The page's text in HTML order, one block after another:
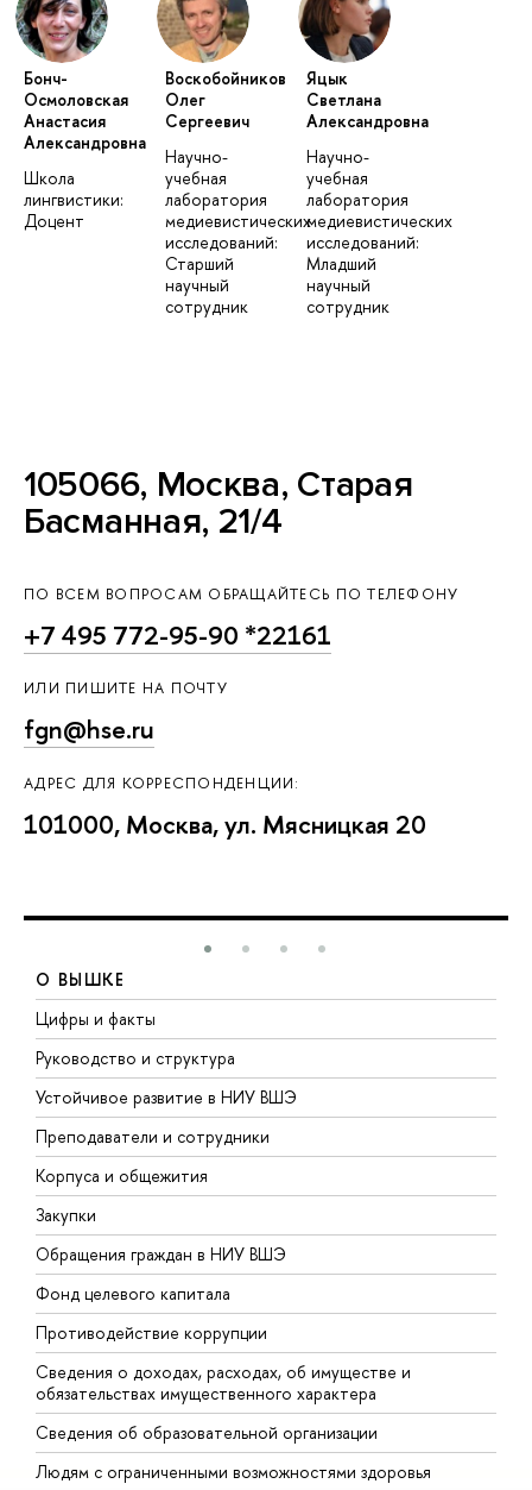
Бонч-
Осмоловская
Анастасия
Александровна
Школа
лингвистики:
Доцент
Воскобойников
Олег
Сергеевич
Научно-
учебная
лаборатория
медиевистических
исследований:
Старший
научный
сотрудник
Яцык
Светлана
Александровна
Научно-
учебная
лаборатория
медиевистических
исследований:
Младший
научный
сотрудник
105066, Москва, Старая
Басманная, 21/4
ПО ВСЕМ ВОПРОСАМ ОБРАЩАЙТЕСЬ ПО ТЕЛЕФОНУ
+7 495 772-95-90 *22161
ИЛИ ПИШИТЕ НА ПОЧТУ
fgn@hse.ru
АДРЕС ДЛЯ КОРРЕСПОНДЕНЦИИ:
101000, Москва, ул. Мясницкая 20
О ВЫШКЕ
Цифры и факты
Руководство и структура
Устойчивое развитие в НИУ ВШЭ
Преподаватели и сотрудники
Корпуса и общежития
Закупки
Обращения граждан в НИУ ВШЭ
Фонд целевого капитала
Противодействие коррупции
Сведения о доходах, расходах, об имуществе и
обязательствах имущественного характера
Сведения об образовательной организации
Людям с ограниченными возможностями здоровья